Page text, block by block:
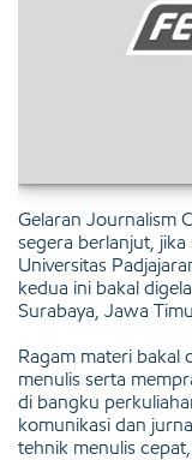
Gelaran Journalism
segera berlanjut,
Universitas
kedua ini bakal
Surabaya, Jawa
Ragam materi bakal
menulis serta
di bangku
komunikasi dan
tehnik menulis